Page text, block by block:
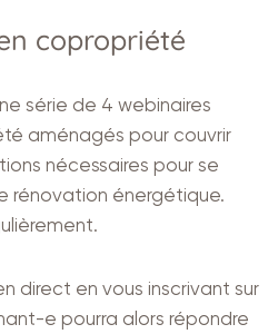
copropriété
série de 4 webinaires
aménagés pour couvrir
nécessaires pour se
rénovation énergétique.
direct en vous inscrivant sur
e pourra alors répondre